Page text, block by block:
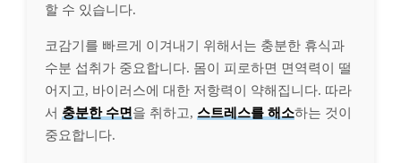
할 수 있습니다.
코감기를 빠르게 이겨내기 위해서는 충분한 휴식과
수분 섭취가 중요합니다. 몸이 피로하면 면역력이 떨
어지고, 바이러스에 대한 저항력이 약해집니다. 따라
서 충분한 수면을 취하고, 스트레스를 해소하는 것이
중요합니다.